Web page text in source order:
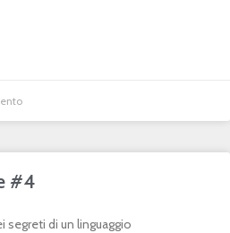
#4
segreti di un linguaggio